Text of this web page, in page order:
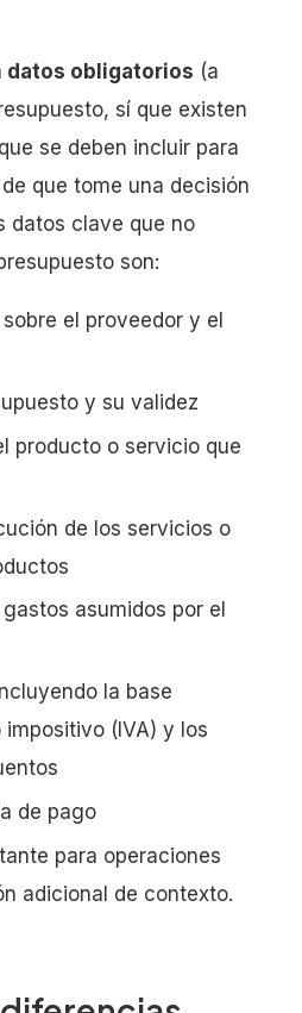
datos obligatorios (a
sí que existen
se deben incluir para
que tome una decisión
datos clave que no
son:
el proveedor y el
y su validez
producto o servicio que
de los servicios o
asumidos por el
la base
(IVA) y los
de pago
para operaciones
adicional de contexto.